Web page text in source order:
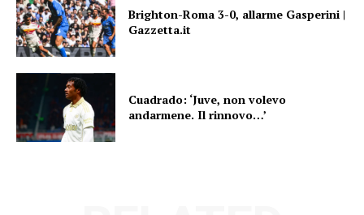
Brighton-Roma 3-0, allarme Gasperini |
Gazzetta.it
Cuadrado: ‘Juve, non volevo
andarmene. Il rinnovo…’